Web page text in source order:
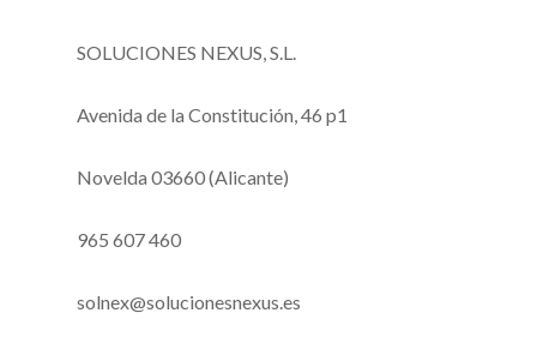
SOLUCIONES NEXUS, S.L.
Avenida de la Constitución, 46 p1
Novelda 03660 (Alicante)
965 607 460
solnex@solucionesnexus.es